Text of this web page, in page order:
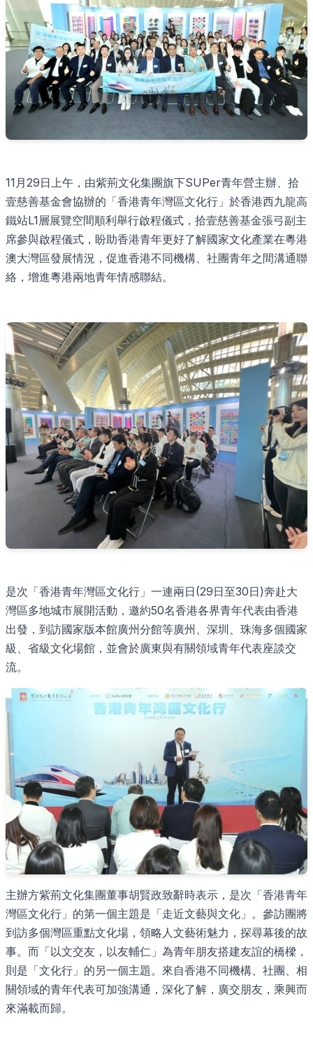
11月29日上午，由紫荊文化集團旗下SUPer青年營主辦、拾
壹慈善基金會協辦的「香港青年灣區文化行」於香港西九龍高
鐵站L1層展覽空間順利舉行啟程儀式，拾壹慈善基金張弓副主
席參與啟程儀式，盼助香港青年更好了解國家文化產業在粵港
澳大灣區發展情況，促進香港不同機構、社團青年之間溝通聯
絡，增進粵港兩地青年情感聯結。
是次「香港青年灣區文化行」一連兩日(29日至30日)奔赴大
灣區多地城市展開活動，邀約50名香港各界青年代表由香港
出發，到訪國家版本館廣州分館等廣州、深圳、珠海多個國家
級、省級文化場館，並會於廣東與有關領域青年代表座談交
流。
主辦方紫荊文化集團董事胡賢政致辭時表示，是次「香港青年
灣區文化行」的第一個主題是「走近文藝與文化」。參訪團將
到訪多個灣區重點文化場，領略人文藝術魅力，探尋幕後的故
事。而「以文交友，以友輔仁」為青年朋友搭建友誼的橋樑，
則是「文化行」的另一個主題。來自香港不同機構、社團、相
關領域的青年代表可加強溝通，深化了解，廣交朋友，乘興而
來滿載而歸。